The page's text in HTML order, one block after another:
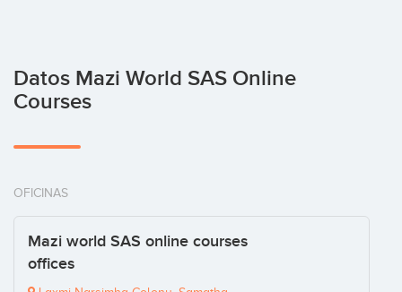
Datos Mazi World SAS Online
Courses
OFICINAS
Mazi world SAS online courses
offices